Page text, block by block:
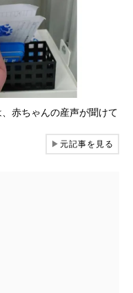
赤ちゃんの産声が聞けて
▶元記事を見る